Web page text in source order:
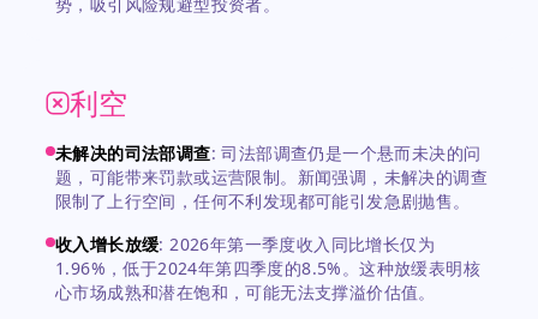
利空
未解决的司法部调查:司法部调查仍是一个悬而未决的问
题，可能带来罚款或运营限制。新闻强调，未解决的调查
限制了上行空间，任何不利发现都可能引发急剧抛售。
收入增长放缓:2026年第一季度收入同比增长仅为
1.96%，低于2024年第四季度的8.5%。这种放缓表明核
心市场成熟和潜在饱和，可能无法支撑溢价估值。